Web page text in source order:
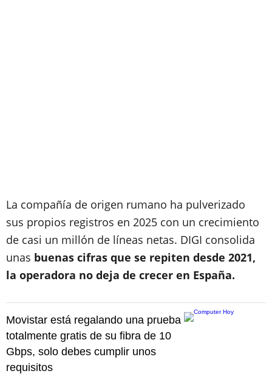
La compañía de origen rumano ha pulverizado
sus propios registros en 2025 con un crecimiento
de casi un millón de líneas netas. DIGI consolida
unas buenas cifras que se repiten desde 2021,
la operadora no deja de crecer en España.
Movistar está regalando una prueba
totalmente gratis de su fibra de 10
Gbps, solo debes cumplir unos
requisitos